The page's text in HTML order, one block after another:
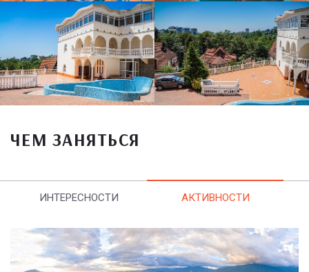
ЧЕМ ЗАНЯТЬСЯ
ИНТЕРЕСНОСТИ АКТИВНОСТИ